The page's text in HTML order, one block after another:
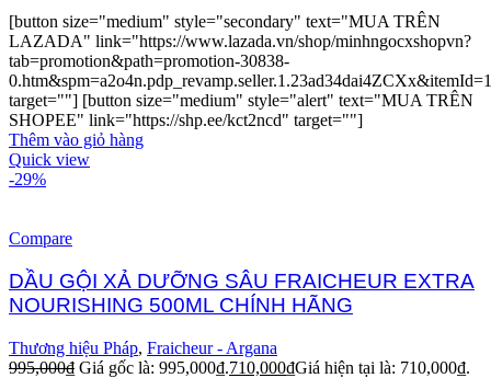
[button size="medium" style="secondary" text="MUA TRÊN
LAZADA" link="https://www.lazada.vn/shop/minhngocxshopvn?
tab=promotion&path=promotion-30838-
target=""] [button size="medium" style="alert" text="MUA TRÊN
SHOPEE" link="https://shp.ee/kct2ncd" target=""]
Thêm vào giỏ hàng
Quick view
-29%
Compare
DẦU GỘI XẢ DƯỠNG SÂU FRAICHEUR EXTRA
NOURISHING 500ML CHÍNH HÃNG
Thương hiệu Pháp, Fraicheur - Argana
995,000₫ Giá gốc là: 995,000₫.710,000₫Giá hiện tại là: 710,000₫.